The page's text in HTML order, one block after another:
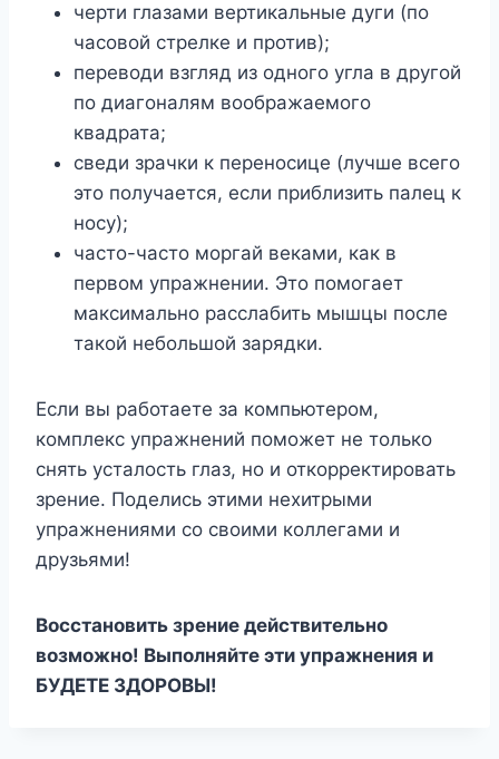
черти глазами вертикальные дуги (по
часовой стрелке и против);
переводи взгляд из одного угла в другой
по диагоналям воображаемого
квадрата;
сведи зрачки к переносице (лучше всего
это получается, если приблизить палец к
носу);
часто-часто моргай веками, как в
первом упражнении. Это помогает
максимально расслабить мышцы после
такой небольшой зарядки.
Если вы работаете за компьютером,
комплекс упражнений поможет не только
снять усталость глаз, но и откорректировать
зрение. Поделись этими нехитрыми
упражнениями со своими коллегами и
друзьями!
Восстановить зрение действительно
возможно! Выполняйте эти упражнения и
БУДЕТЕ ЗДОРОВЫ!